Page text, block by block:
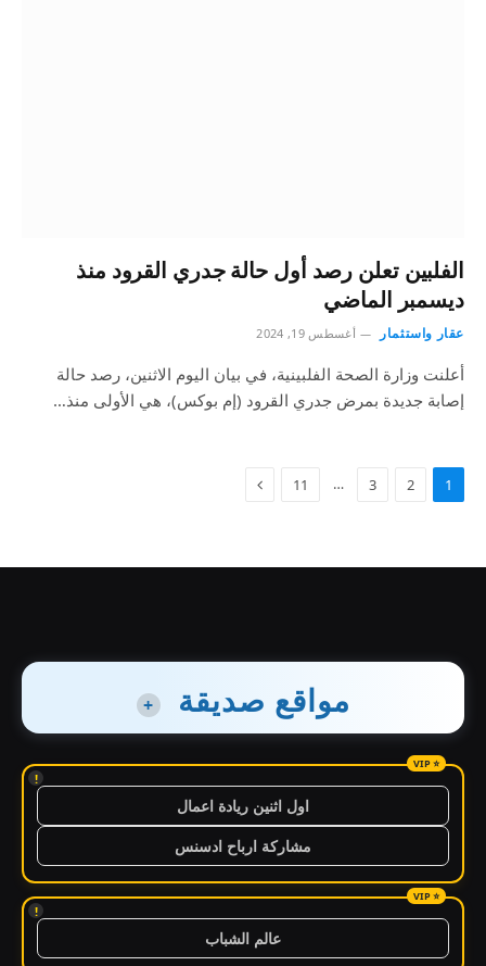
الفلبين تعلن رصد أول حالة جدري القرود منذ
ديسمبر الماضي
عقار واستثمار أغسطس 19, 2024
أعلنت وزارة الصحة الفلبينية، في بيان اليوم الاثنين، رصد حالة
إصابة جديدة بمرض جدري القرود (إم بوكس)، هي الأولى منذ…
1
2
3
…
11
مواقع صديقة +
!
اول اثنين ريادة اعمال
مشاركة ارباح ادسنس
!
عالم الشباب